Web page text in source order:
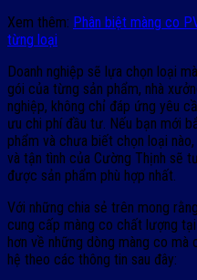
Xem thêm: Phân biệt màng co
từng loại
Doanh nghiệp sẽ lựa chọn loại
gói của từng sản phẩm, nhà
nghiệp, không chỉ đáp ứng yêu
ưu chi phí đầu tư. Nếu bạn mới
phẩm và chưa biết chọn loại
và tận tình của Cường Thịnh sẽ
được sản phẩm phù hợp nhất.
Với những chia sẻ trên mong
cung cấp màng co chất lượng
hơn về những dòng màng co mà
hệ theo các thông tin sau đây: